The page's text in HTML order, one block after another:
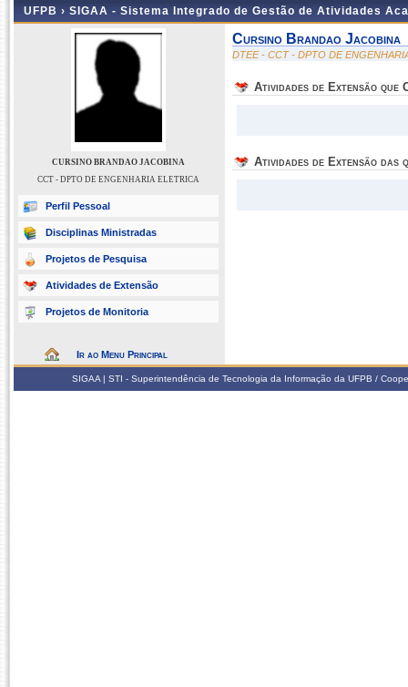
UFPB › SIGAA - Sistema Integrado de Gestão de Atividades
CURSINO BRANDAO JACOBINA
CCT - DPTO DE ENGENHARIA ELETRICA
Perfil Pessoal
Disciplinas Ministradas
Projetos de Pesquisa
Atividades de Extensão
Projetos de Monitoria
Ir ao Menu Principal
Cursino Brandao Jacobina
DTEE - CCT - DPTO DE
Atividades de Extensão que
Atividades de Extensão das
SIGAA | STI - Superintendência de Tecnologia da Informação da UFPB /